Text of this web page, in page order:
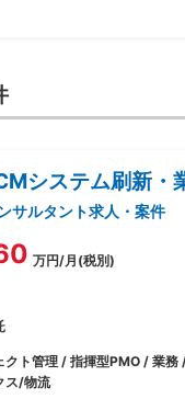
システム刷新・
サルタント求人・案件
万円/月(税別)
クト管理 / 指揮型PMO / 業
ス/物流